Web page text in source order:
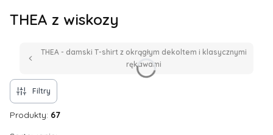
THEA z wiskozy
THEA - damski T-shirt z okrągłym dekoltem i klasycznymi
rękawami
Filtry
Produkty: 67